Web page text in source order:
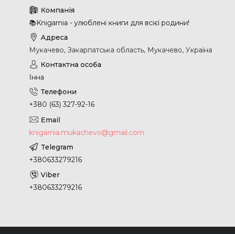
📚Knigarnia - улюблені книги для всієї родини!
Мукачево, Закарпатська область, Мукачево, Україна
Інна
+380 (63) 327-92-16
knigarnia.mukachevo@gmail.com
+380633279216
+380633279216